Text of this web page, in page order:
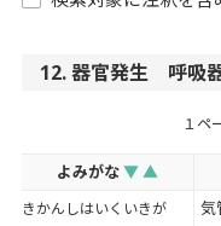
12. 器官発生 呼吸
１ペ
よみがな▼ ▲
きかんしはいくいきが 気